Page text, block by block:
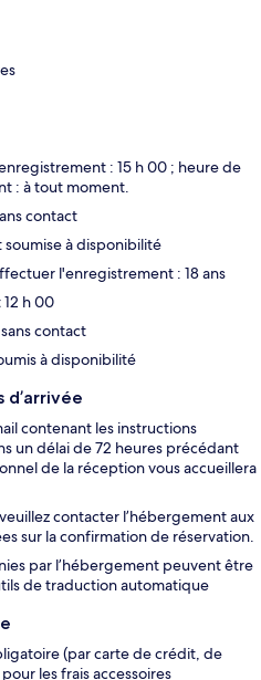
: 15 h 00 ; heure de
: à tout moment.
contact
soumise à disponibilité
l'enregistrement : 18 ans
h 00
contact
à disponibilité
d’arrivée
contenant les instructions
un délai de 72 heures précédant
de la réception vous accueillera
contacter l’hébergement aux
sur la confirmation de réservation.
par l’hébergement peuvent être
de traduction automatique
(par carte de crédit, de
les frais accessoires